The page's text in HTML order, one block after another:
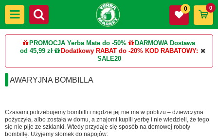
PROMOCJA Yerba Mate do -50%
DARMOWA Dostawa
od 45,99 zł
Dodatkowy RABAT do -20% KOD RABATOWY:
SALE20
0 0
AWARYJNA BOMBILLA
Czasami potrzebujemy bombilli i nigdzie jej nie ma w pobliżu – dziewczyna
pożyczyła, albo została w domu, a znajomi kupili yerbę i nie wiedzieli, że tego
się nie pije ze szklanki. Wtedy przydaje się sposób na domowej roboty
bombillę. Użyjemy słomek do napojów: